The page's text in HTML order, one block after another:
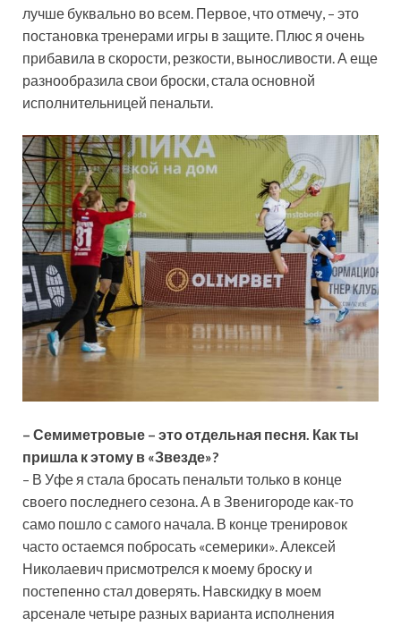
лучше буквально во всем. Первое, что отмечу, – это
постановка тренерами игры в защите. Плюс я очень
прибавила в скорости, резкости, выносливости. А еще
разнообразила свои броски, стала основной
исполнительницей пенальти.
– Семиметровые – это отдельная песня. Как ты
пришла к этому в «Звезде»?
– В Уфе я стала бросать пенальти только в конце
своего последнего сезона. А в Звенигороде как-то
само пошло с самого начала. В конце тренировок
часто остаемся побросать «семерики». Алексей
Николаевич присмотрелся к моему броску и
постепенно стал доверять. Навскидку в моем
арсенале четыре разных варианта исполнения